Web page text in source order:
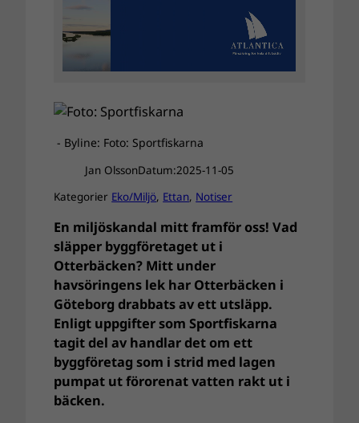
- Byline: Foto: Sportfiskarna
Jan OlssonDatum:2025-11-05
Kategorier Eko/Miljö, Ettan, Notiser
En miljöskandal mitt framför oss! Vad
släpper byggföretaget ut i
Otterbäcken? Mitt under
havsöringens lek har Otterbäcken i
Göteborg drabbats av ett utsläpp.
Enligt uppgifter som Sportfiskarna
tagit del av handlar det om ett
byggföretag som i strid med lagen
pumpat ut förorenat vatten rakt ut i
bäcken.